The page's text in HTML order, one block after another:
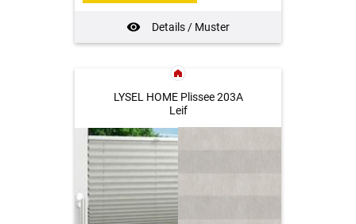
Details / Muster
LYSEL HOME Plissee 203A
Leif